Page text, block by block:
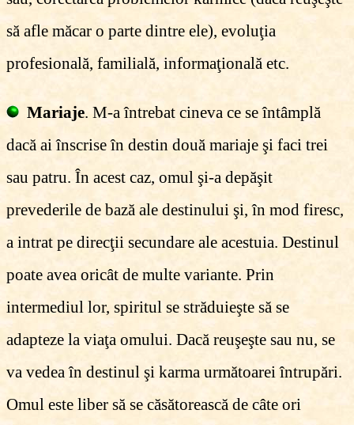
să afle măcar o parte dintre ele), evoluţia
profesională, familială, informaţională etc.
Mariaje. M-a întrebat cineva ce se întâmplă
dacă ai înscrise în destin două mariaje şi faci trei
sau patru. În acest caz, omul şi-a depăşit
prevederile de bază ale destinului şi, în mod firesc,
a intrat pe direcţii secundare ale acestuia. Destinul
poate avea oricât de multe variante. Prin
intermediul lor, spiritul se străduieşte să se
adapteze la viaţa omului. Dacă reuşeşte sau nu, se
va vedea în destinul şi karma următoarei întrupări.
Omul este liber să se căsătorească de câte ori